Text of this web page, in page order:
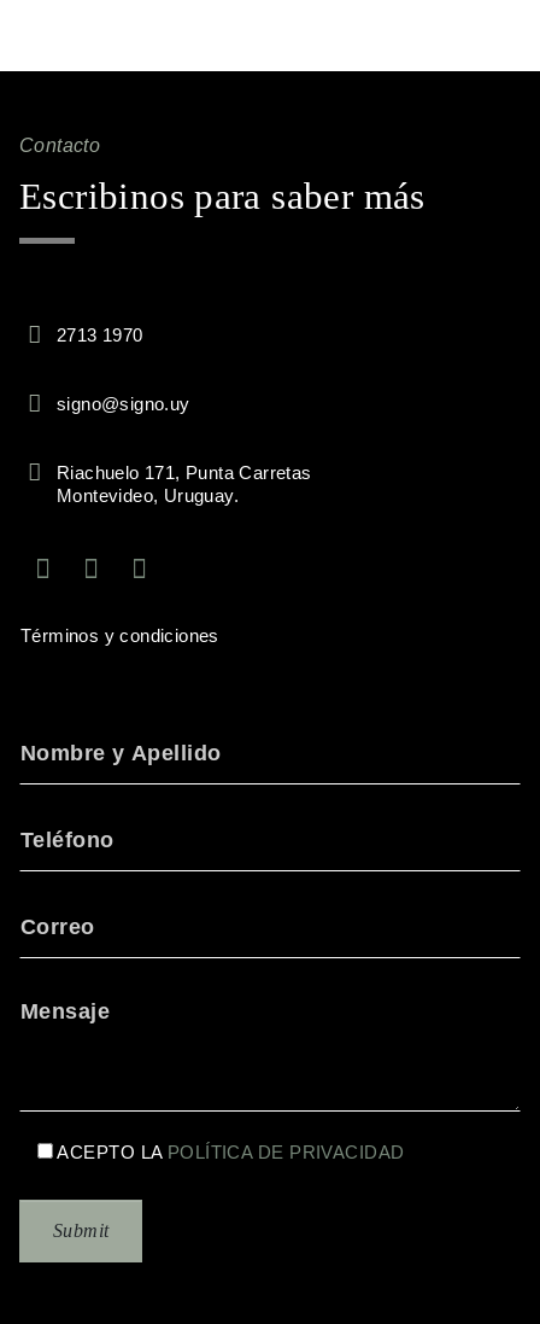
Contacto
Escribinos para saber más
2713 1970
signo@signo.uy
Riachuelo 171, Punta Carretas
Montevideo, Uruguay.
Términos y condiciones
ACEPTO LA POLÍTICA DE PRIVACIDAD